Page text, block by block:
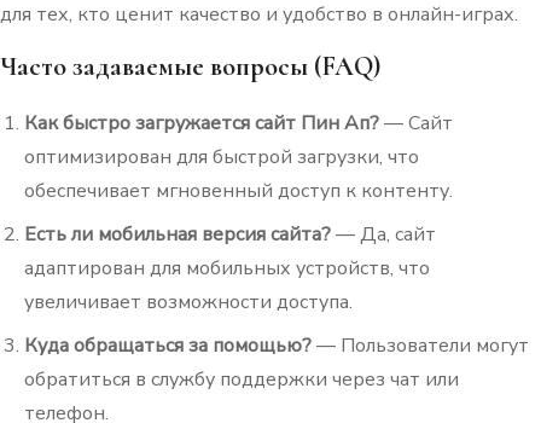
для тех, кто ценит качество и удобство в онлайн-играх.
Часто задаваемые вопросы (FAQ)
Как быстро загружается сайт Пин Ап?— Сайт
оптимизирован для быстрой загрузки, что
обеспечивает мгновенный доступ к контенту.
Есть ли мобильная версия сайта?— Да, сайт
адаптирован для мобильных устройств, что
увеличивает возможности доступа.
Куда обращаться за помощью?— Пользователи могут
обратиться в службу поддержки через чат или
телефон.